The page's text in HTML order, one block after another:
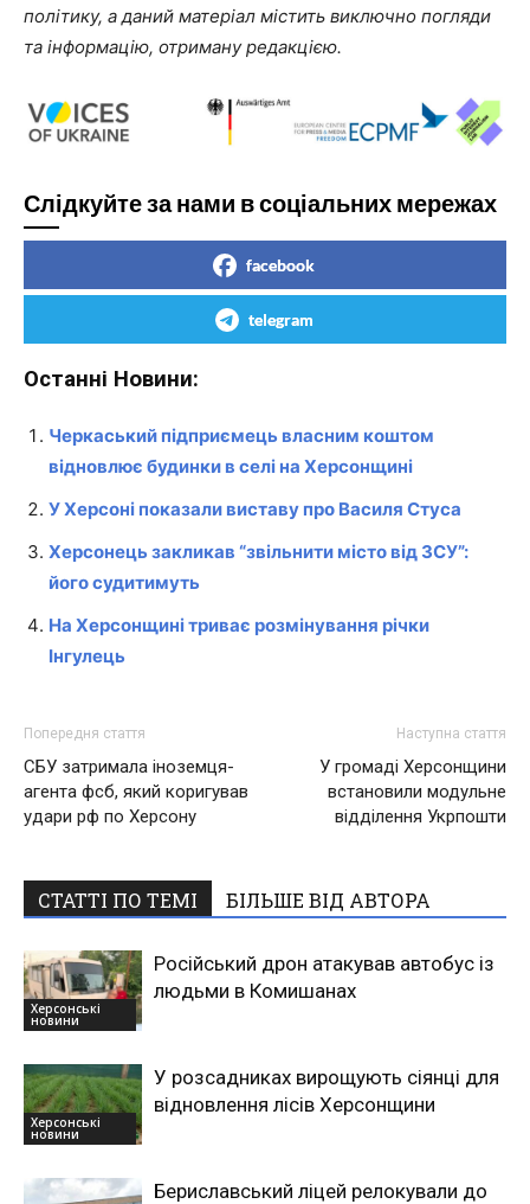
політику, а даний матеріал містить виключно погляди
та інформацію, отриману редакцією.
Слідкуйте за нами в соціальних мережах
facebook
telegram
Останні Новини:
Черкаський підприємець власним коштом
відновлює будинки в селі на Херсонщині
У Херсоні показали виставу про Василя Стуса
Херсонець закликав “звільнити місто від ЗСУ”:
його судитимуть
На Херсонщині триває розмінування річки
Інгулець
Попередня стаття
СБУ затримала іноземця-
агента фсб, який коригував
удари рф по Херсону
Наступна стаття
У громаді Херсонщини
встановили модульне
відділення Укрпошти
СТАТТІ ПО ТЕМІ БІЛЬШЕ ВІД АВТОРА
Херсонські
новини
Російський дрон атакував автобус із
людьми в Комишанах
Херсонські
новини
У розсадниках вирощують сіянці для
відновлення лісів Херсонщини
Бериславський ліцей релокували до